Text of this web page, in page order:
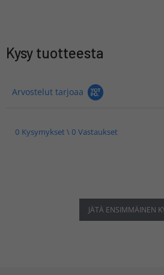
Kysy tuotteesta
Arvostelut tarjoaa
0 Kysymykset \ 0 Vastaukset
JÄTÄ ENSIMMÄINEN